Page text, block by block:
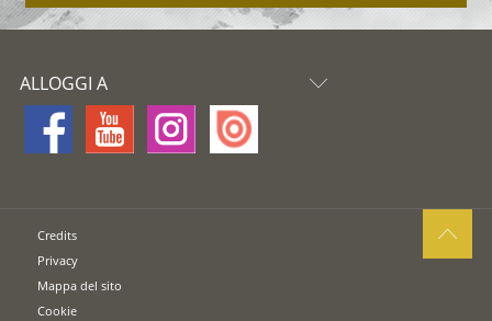
ALLOGGI A
Credits
Privacy
Mappa del sito
Cookie